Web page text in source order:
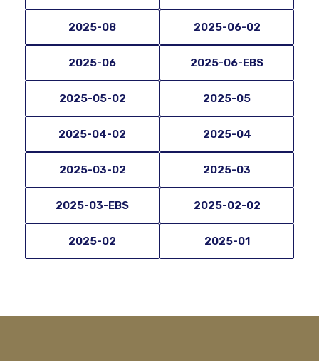
2025-08 2025-06-02
2025-06 2025-06-EBS
2025-05-02 2025-05
2025-04-02 2025-04
2025-03-02 2025-03
2025-03-EBS 2025-02-02
2025-02 2025-01